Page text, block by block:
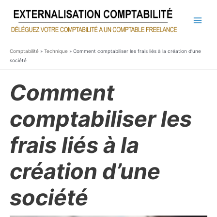
contenu
Comptabilité » Technique » Comment comptabiliser les frais liés à la création d’une
société
Comment
comptabiliser les
frais liés à la
création d’une
société